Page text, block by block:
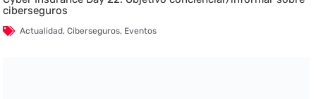
ciberseguros
Actualidad,Ciberseguros, Eventos